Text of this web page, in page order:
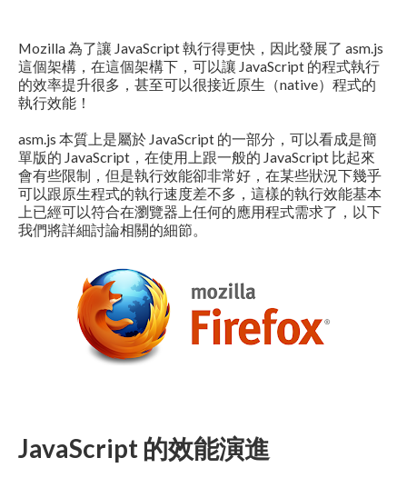
Mozilla 為了讓 JavaScript 執行得更快，因此發展了 asm.js
這個架構，在這個架構下，可以讓 JavaScript 的程式執行
的效率提升很多，甚至可以很接近原生（native）程式的
執行效能！
asm.js 本質上是屬於 JavaScript 的一部分，可以看成是簡
單版的 JavaScript，在使用上跟一般的 JavaScript 比起來
會有些限制，但是執行效能卻非常好，在某些狀況下幾乎
可以跟原生程式的執行速度差不多，這樣的執行效能基本
上已經可以符合在瀏覽器上任何的應用程式需求了，以下
我們將詳細討論相關的細節。
JavaScript 的效能演進